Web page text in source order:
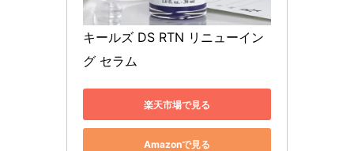
キールズ DS RTN リニューイン
グ セラム
楽天市場で見る
Amazonで見る